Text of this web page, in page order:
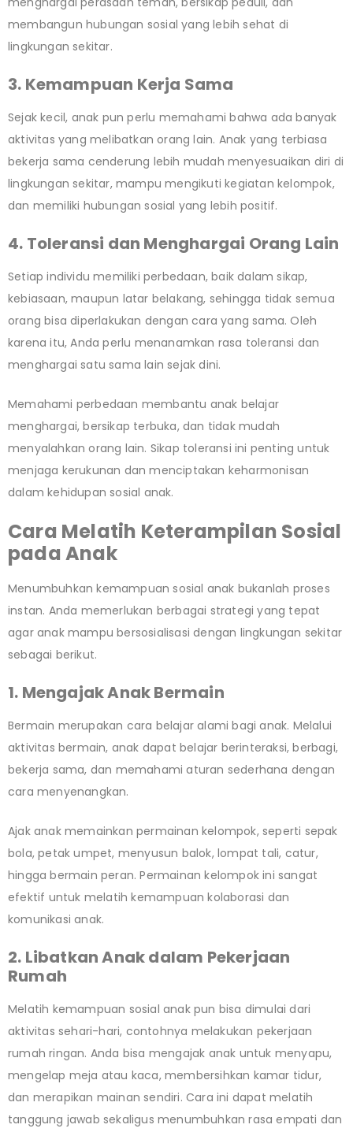
membangun hubungan sosial yang lebih sehat di
lingkungan sekitar.
3. Kemampuan Kerja Sama
Sejak kecil, anak pun perlu memahami bahwa ada banyak
aktivitas yang melibatkan orang lain. Anak yang terbiasa
bekerja sama cenderung lebih mudah menyesuaikan diri di
lingkungan sekitar, mampu mengikuti kegiatan kelompok,
dan memiliki hubungan sosial yang lebih positif.
4. Toleransi dan Menghargai Orang Lain
Setiap individu memiliki perbedaan, baik dalam sikap,
kebiasaan, maupun latar belakang, sehingga tidak semua
orang bisa diperlakukan dengan cara yang sama. Oleh
karena itu, Anda perlu menanamkan rasa toleransi dan
menghargai satu sama lain sejak dini.
Memahami perbedaan membantu anak belajar
menghargai, bersikap terbuka, dan tidak mudah
menyalahkan orang lain. Sikap toleransi ini penting untuk
menjaga kerukunan dan menciptakan keharmonisan
dalam kehidupan sosial anak.
Cara Melatih Keterampilan Sosial
pada Anak
Menumbuhkan kemampuan sosial anak bukanlah proses
instan. Anda memerlukan berbagai strategi yang tepat
agar anak mampu bersosialisasi dengan lingkungan sekitar
sebagai berikut.
1. Mengajak Anak Bermain
Bermain merupakan cara belajar alami bagi anak. Melalui
aktivitas bermain, anak dapat belajar berinteraksi, berbagi,
bekerja sama, dan memahami aturan sederhana dengan
cara menyenangkan.
Ajak anak memainkan permainan kelompok, seperti sepak
bola, petak umpet, menyusun balok, lompat tali, catur,
hingga bermain peran. Permainan kelompok ini sangat
efektif untuk melatih kemampuan kolaborasi dan
komunikasi anak.
2. Libatkan Anak dalam Pekerjaan
Rumah
Melatih kemampuan sosial anak pun bisa dimulai dari
aktivitas sehari-hari, contohnya melakukan pekerjaan
rumah ringan. Anda bisa mengajak anak untuk menyapu,
mengelap meja atau kaca, membersihkan kamar tidur,
dan merapikan mainan sendiri. Cara ini dapat melatih
tanggung jawab sekaligus menumbuhkan rasa empati dan